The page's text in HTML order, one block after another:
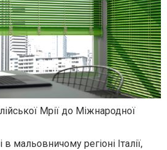
Мрії до Міжнародної
мальовничому регіоні Італії,